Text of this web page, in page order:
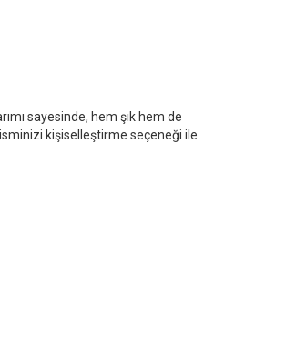
sayesinde, hem şık hem de
kişiselleştirme seçeneği ile